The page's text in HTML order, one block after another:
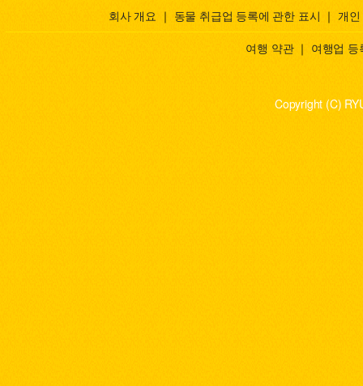
회사 개요 ｜ 동물 취급업 등록에 관한 표시 ｜ 개
여행 약관 ｜ 여행업 등
Copyright (C)